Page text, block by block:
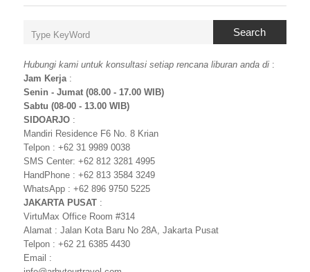
Search
Hubungi kami untuk konsultasi setiap rencana liburan anda di :
Jam Kerja:
Senin - Jumat (08.00 - 17.00 WIB)
Sabtu (08-00 - 13.00 WIB)
SIDOARJO :
Mandiri Residence F6 No. 8 Krian
Telpon : +62 31 9989 0038
SMS Center: +62 812 3281 4995
HandPhone : +62 813 3584 3249
WhatsApp : +62 896 9750 5225
JAKARTA PUSAT :
VirtuMax Office Room #314
Alamat : Jalan Kota Baru No 28A, Jakarta Pusat
Telpon : +62 21 6385 4430
Email :